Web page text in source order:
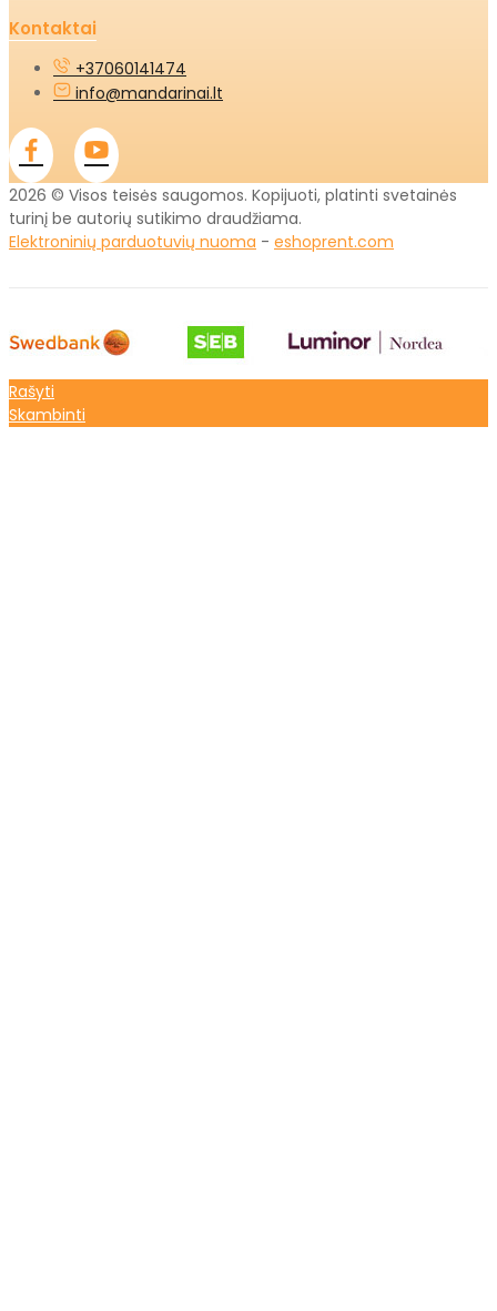
Kontaktai
+37060141474
info@mandarinai.lt
2026 © Visos teisės saugomos. Kopijuoti, platinti svetainės
turinį be autorių sutikimo draudžiama.
Elektroninių parduotuvių nuoma - eshoprent.com
Rašyti
Skambinti